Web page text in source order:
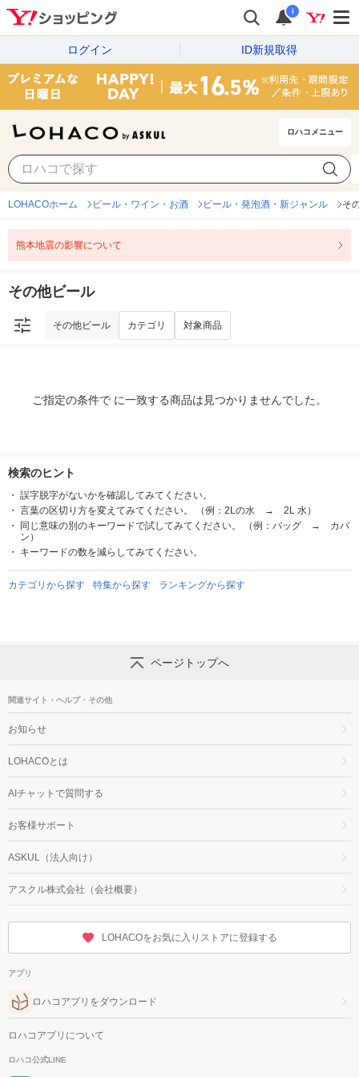
i
ログイン ID新規取得
ロハコメニュー
その他ビール
LOHACOホーム ビール・ワイン・お酒 ビール・発泡酒・新ジャンル そ
熊本地震の影響について
その他ビール
その他ビール カテゴリ 対象商品
ご指定の条件で に一致する商品は見つかりませんでした。
検索のヒント
誤字脱字がないかを確認してみてください。
言葉の区切り方を変えてみてください。 （例：2Lの水 → 2L 水）
同じ意味の別のキーワードで試してみてください。 （例：バッグ → カバ
ン）
キーワードの数を減らしてみてください。
カテゴリから探す 特集から探す ランキングから探す
ページトップへ
関連サイト・ヘルプ・その他
お知らせ
LOHACOとは
AIチャットで質問する
お客様サポート
ASKUL（法人向け）
アスクル株式会社（会社概要）
LOHACOをお気に入りストアに登録する
アプリ
ロハコアプリをダウンロード
ロハコアプリについて
ロハコ公式LINE